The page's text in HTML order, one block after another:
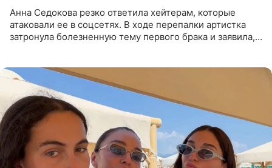
Анна Седокова резко ответила хейтерам, которые
атаковали ее в соцсетях. В ходе перепалки артистка
затронула болезненную тему первого брака и заявила,